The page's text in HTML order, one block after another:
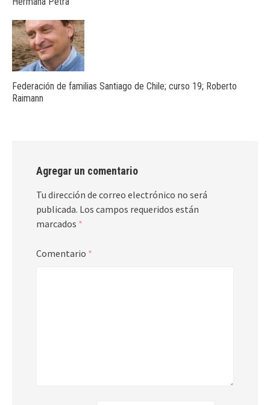
Federación de familias Santiago de Chile; curso 19; Roberto
Raimann
Agregar un comentario
Tu dirección de correo electrónico no será
publicada. Los campos requeridos están
marcados *
Comentario *